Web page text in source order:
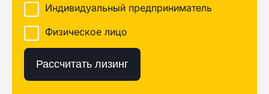
Индивидуальный предприниматель
Физическое лицо
Рассчитать лизинг